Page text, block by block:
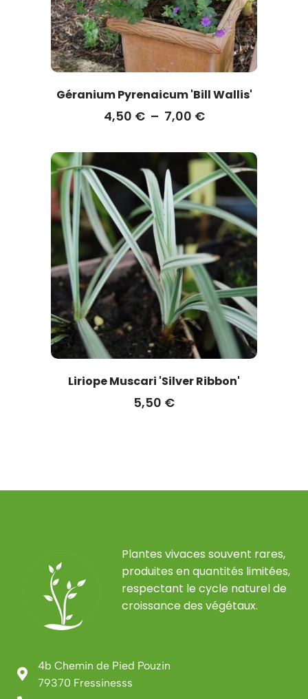
Géranium Pyrenaicum 'Bill Wallis'
4,50 € – 7,00 €
Liriope Muscari 'Silver Ribbon'
5,50 €
Plantes vivaces souvent rares,
produites en quantités limitées,
respectant le cycle naturel de
croissance des végétaux.
4b Chemin de Pied Pouzin
79370 Fressinesss